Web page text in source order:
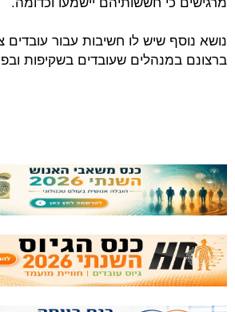
נושא נוסף שיש לו חשיבות עבור עובדים
ברצונם במנהלים שעובדים בשקיפות